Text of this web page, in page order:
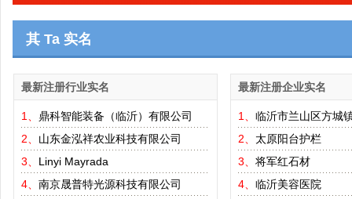
其 Ta 实名
最新注册行业实名
1、 鼎科智能装备（临沂）有限公司
2、 山东金泓祥农业科技有限公司
3、 Linyi Mayrada
4、 南京晟普特光源科技有限公司
最新注册企业实名
1、 临沂市兰山区方城
2、 太原阳台护栏
3、 将军红石材
4、 临沂美容医院